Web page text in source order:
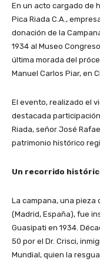
En un acto cargado de
Pica Riada C.A.,
donación de la
1934 al Museo
última morada del
Manuel Carlos Piar, en
El evento, realizado el
destacada
Riada, señor José
patrimonio histórico
Un recorrido
La campana, una pieza
(Madrid, España), fue
Guasipati en 1934.
50 por el Dr. Crisci,
Mundial, quien la